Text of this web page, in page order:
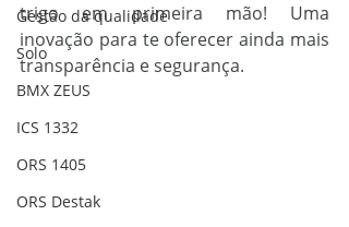
Gestão da qualidade
Solo
BMX ZEUS
ICS 1332
ORS 1405
ORS Destak
trigo em primeira mão! Uma
inovação para te oferecer ainda mais
transparência e segurança.